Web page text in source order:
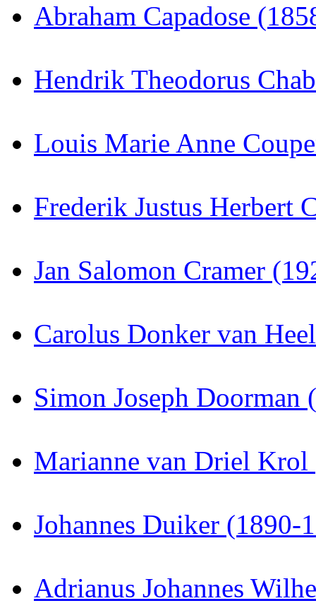
Abraham Capadose
Hendrik Theodorus
Louis Marie Anne
Frederik Justus Herbert
Jan Salomon Cramer
Carolus Donker van
Simon Joseph Doorman
Marianne van Driel Krol
Johannes Duiker (1890-
Adrianus Johannes